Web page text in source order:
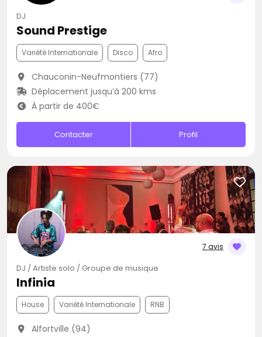
DJ
Sound Prestige
Variété Internationale Disco Afro
Chauconin-Neufmontiers (77)
Déplacement jusqu’à 200 kms
À partir de 400€
Contacter Profil
7 avis
DJ / Artiste solo / Groupe de musique
Infinia
House Variété Internationale RNB
Alfortville (94)